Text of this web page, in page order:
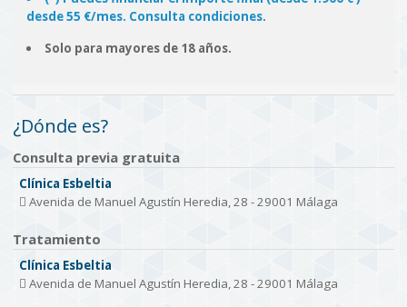
desde 55 €/mes. Consulta condiciones.
Solo para mayores de 18 años.
¿Dónde es?
Consulta previa gratuita
Clínica Esbeltia
Avenida de Manuel Agustín Heredia, 28 - 29001 Málaga
Tratamiento
Clínica Esbeltia
Avenida de Manuel Agustín Heredia, 28 - 29001 Málaga